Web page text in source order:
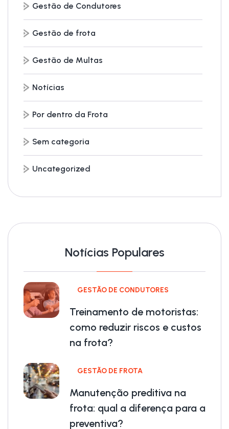
Gestão de Condutores
Gestão de frota
Gestão de Multas
Notícias
Por dentro da Frota
Sem categoria
Uncategorized
Notícias Populares
GESTÃO DE CONDUTORES
Treinamento de motoristas:
como reduzir riscos e custos
na frota?
GESTÃO DE FROTA
Manutenção preditiva na
frota: qual a diferença para a
preventiva?